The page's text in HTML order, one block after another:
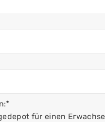
für einen